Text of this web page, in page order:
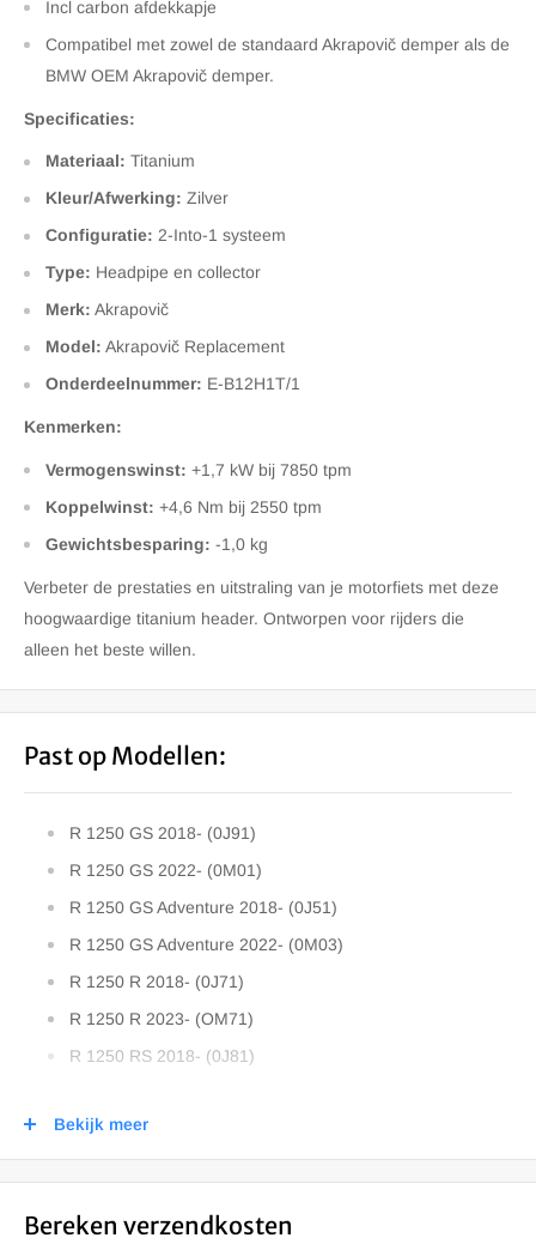
Incl carbon afdekkapje
Compatibel met zowel de standaard Akrapovič demper als de
BMW OEM Akrapovič demper.
Specificaties:
Materiaal: Titanium
Kleur/Afwerking: Zilver
Configuratie: 2-Into-1 systeem
Type: Headpipe en collector
Merk: Akrapovič
Model: Akrapovič Replacement
Onderdeelnummer: E-B12H1T/1
Kenmerken:
Vermogenswinst: +1,7 kW bij 7850 tpm
Koppelwinst: +4,6 Nm bij 2550 tpm
Gewichtsbesparing: -1,0 kg
Verbeter de prestaties en uitstraling van je motorfiets met deze
hoogwaardige titanium header. Ontworpen voor rijders die
alleen het beste willen.
Past op Modellen:
R 1250 GS 2018- (0J91)
R 1250 GS 2022- (0M01)
R 1250 GS Adventure 2018- (0J51)
R 1250 GS Adventure 2022- (0M03)
R 1250 R 2018- (0J71)
R 1250 R 2023- (OM71)
R 1250 RS 2018- (0J81)
R 1250 RT 2018- (0J61)
Bekijk meer
Bereken verzendkosten